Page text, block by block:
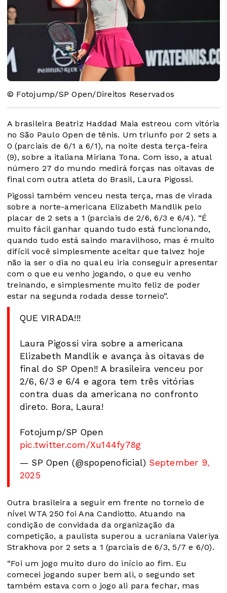
© Fotojump/SP Open/Direitos Reservados
A brasileira Beatriz Haddad Maia estreou com vitória
no São Paulo Open de tênis. Um triunfo por 2 sets a
0 (parciais de 6/1 a 6/1), na noite desta terça-feira
(9), sobre a italiana Miriana Tona. Com isso, a atual
número 27 do mundo medirá forças nas oitavas de
final com outra atleta do Brasil, Laura Pigossi.
Pigossi também venceu nesta terça, mas de virada
sobre a norte-americana Elizabeth Mandlik pelo
placar de 2 sets a 1 (parciais de 2/6, 6/3 e 6/4). “É
muito fácil ganhar quando tudo está funcionando,
quando tudo está saindo maravilhoso, mas é muito
difícil você simplesmente aceitar que talvez hoje
não ia ser o dia no qual eu iria conseguir apresentar
com o que eu venho jogando, o que eu venho
treinando, e simplesmente muito feliz de poder
estar na segunda rodada desse torneio”.
QUE VIRADA!!!
Laura Pigossi vira sobre a americana
Elizabeth Mandlik e avança às oitavas de
final do SP Open!! A brasileira venceu por
2/6, 6/3 e 6/4 e agora tem três vitórias
contra duas da americana no confronto
direto. Bora, Laura!
Fotojump/SP Open
pic.twitter.com/Xu144fy78g
— SP Open (@spopenoficial) September 9,
2025
Outra brasileira a seguir em frente no torneio de
nível WTA 250 foi Ana Candiotto. Atuando na
condição de convidada da organização da
competição, a paulista superou a ucraniana Valeriya
Strakhova por 2 sets a 1 (parciais de 6/3, 5/7 e 6/0).
“Foi um jogo muito duro do início ao fim. Eu
comecei jogando super bem ali, o segundo set
também estava com o jogo ali para fechar, mas